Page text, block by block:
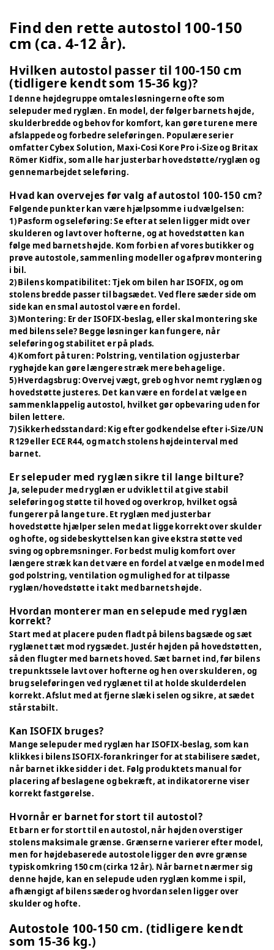
Find den rette autostol 100-150
cm (ca. 4-12 år).
Hvilken autostol passer til 100-150 cm
(tidligere kendt som 15-36 kg)?
I denne højdegruppe omtales løsningerne ofte som
selepuder med ryglæn. En model, der følger barnets højde,
skulderbredde og behov for komfort, kan gøre turene mere
afslappede og forbedre seleføringen. Populære serier
omfatter Cybex Solution, Maxi-Cosi Kore Pro i-Size og Britax
Römer Kidfix, som alle har justerbar hovedstøtte/ryglæn og
gennemarbejdet seleføring.
Hvad kan overvejes før valg af autostol 100-150 cm?
Følgende punkter kan være hjælpsomme i udvælgelsen:
1) Pasform og seleføring: Se efter at selen ligger midt over
skulderen og lavt over hofterne, og at hovedstøtten kan
følge med barnets højde. Kom forbi en af vores butikker og
prøve autostole, sammenling modeller og afprøv montering
i bil.
2) Bilens kompatibilitet: Tjek om bilen har ISOFIX, og om
stolens bredde passer til bagsædet. Ved flere sæder side om
side kan en smal autostol være en fordel.
3) Montering: Er der ISOFIX-beslag, eller skal montering ske
med bilens sele? Begge løsninger kan fungere, når
seleføring og stabilitet er på plads.
4) Komfort på turen: Polstring, ventilation og justerbar
ryghøjde kan gøre længere stræk mere behagelige.
5) Hverdagsbrug: Overvej vægt, greb og hvor nemt ryglæn og
hovedstøtte justeres. Det kan være en fordel at vælge en
sammenklappelig autostol, hvilket gør opbevaring uden for
bilen lettere.
7) Sikkerhedsstandard: Kig efter godkendelse efter i-Size/UN
R129 eller ECE R44, og match stolens højdeinterval med
barnet.
Er selepuder med ryglæn sikre til lange bilture?
Ja, selepuder med ryglæn er udviklet til at give stabil
seleføring og støtte til hoved og overkrop, hvilket også
fungerer på lange ture. Et ryglæn med justerbar
hovedstøtte hjælper selen med at ligge korrekt over skulder
og hofte, og sidebeskyttelsen kan give ekstra støtte ved
sving og opbremsninger. For bedst mulig komfort over
længere stræk kan det være en fordel at vælge en model med
god polstring, ventilation og mulighed for at tilpasse
ryglæn/hovedstøtte i takt med barnets højde.
Hvordan monterer man en selepude med ryglæn
korrekt?
Start med at placere puden fladt på bilens bagsæde og sæt
ryglænet tæt mod rygsædet. Justér højden på hovedstøtten,
så den flugter med barnets hoved. Sæt barnet ind, før bilens
trepunktssele lavt over hofterne og hen over skulderen, og
brug seleføringen ved ryglænet til at holde skulderdelen
korrekt. Afslut med at fjerne slæk i selen og sikre, at sædet
står stabilt.
Kan ISOFIX bruges?
Mange selepuder med ryglæn har ISOFIX-beslag, som kan
klikkes i bilens ISOFIX-forankringer for at stabilisere sædet,
når barnet ikke sidder i det. Følg produktets manual for
placering af beslagene og bekræft, at indikatorerne viser
korrekt fastgørelse.
Hvornår er barnet for stort til autostol?
Et barn er for stort til en autostol, når højden overstiger
stolens maksimale grænse. Grænserne varierer efter model,
men for højdebaserede autostole ligger den øvre grænse
typisk omkring 150 cm (cirka 12 år). Når barnet nærmer sig
denne højde, kan en selepude uden ryglæn komme i spil,
afhængigt af bilens sæder og hvordan selen ligger over
skulder og hofte.
Autostole 100-150 cm. (tidligere kendt
som 15-36 kg.)